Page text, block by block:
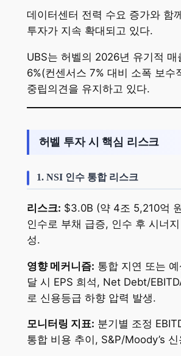
데이터센터 전력 수요 증가와 함
투자가 지속 확대되고 있다.
UBS는 허벨의 2026년 유기적 매
6%(컨센서스 7% 대비 소폭 보수
중립의견을 유지하고 있다.
허벨 투자 시 핵심 리스크
1. NSI 인수 통합 리스크
리스크: $3.0B (약 4조 5,210억
인수로 부채 급증, 인수 후 시너
성.
영향 메커니즘: 통합 지연 또는
달 시 EPS 희석, Net Debt/
로 신용등급 하향 압력 발생.
모니터링 지표: 분기별 조정
통합 비용 추이, S&P/Moody’s